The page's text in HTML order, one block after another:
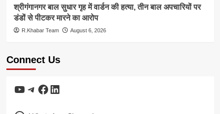
श्रीगंगानगर बाल सुधार गृह में वार्डन की हत्या, तीन बाल अपचारियों पर
डंडों से पीटकर मारने का आरोप
R.Khabar Team August 6, 2026
Connect Us
YouTube
Telegram
Facebook
LinkedIn